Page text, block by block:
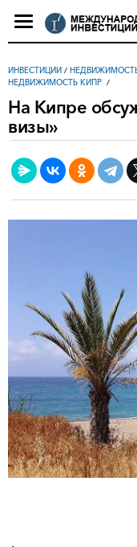
ИНВЕСТИЦИИ /
НЕДВИЖИМОСТЬ КИПР
На Кипре
визы»